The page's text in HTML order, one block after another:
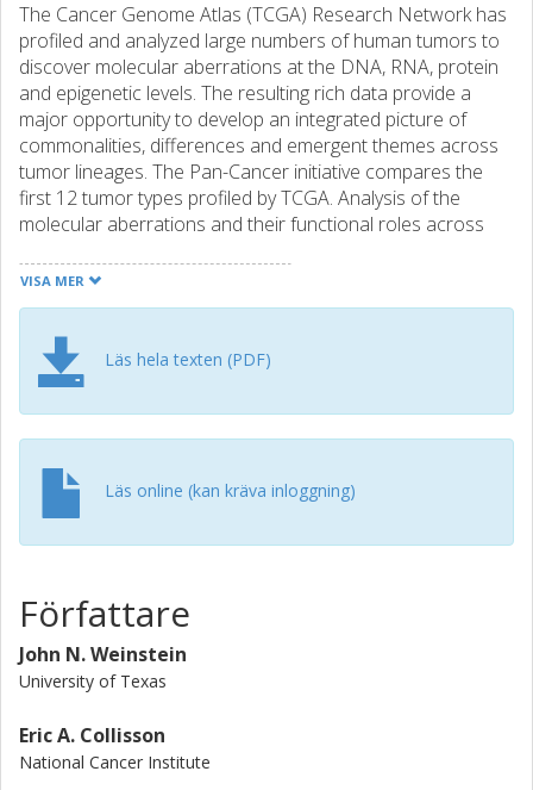
The Cancer Genome Atlas (TCGA) Research Network has
profiled and analyzed large numbers of human tumors to
discover molecular aberrations at the DNA, RNA, protein
and epigenetic levels. The resulting rich data provide a
major opportunity to develop an integrated picture of
commonalities, differences and emergent themes across
tumor lineages. The Pan-Cancer initiative compares the
first 12 tumor types profiled by TCGA. Analysis of the
molecular aberrations and their functional roles across
effective in one cancer type to others with a similar
genomic profile. © 2013 Nature America, Inc. All rights
VISA MER
Läs hela texten (PDF)
Läs online (kan kräva inloggning)
Författare
John N. Weinstein
University of Texas
Eric A. Collisson
National Cancer Institute